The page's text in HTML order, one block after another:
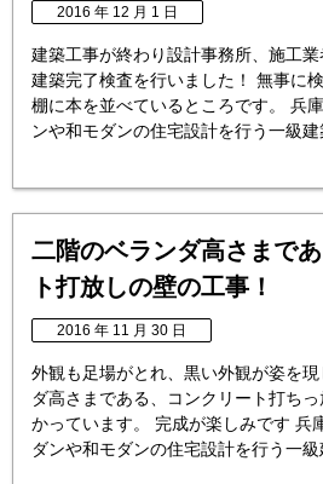
2016 年 12 月 1 日
建築工事が終わり設計事務所、施工
建築完了検査を行いました！ 無事に
棚に本を並べているところです。 兵
ンや和モダンの住宅設計を行う一級
二階のベランダ高さまで
ト打放しの壁の工事！
2016 年 11 月 30 日
外観も足場がとれ、黒い外観が姿を
ダ高さまである、コンクリート打ち
かっています。 完成が楽しみです 兵
ダンや和モダンの住宅設計を行う一